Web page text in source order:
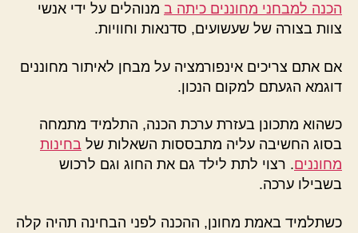
הכנה למבחני מחוננים כיתה ב מנוהלים על ידי אנשי
צוות בצורה של שעשועים, סדנאות וחוויות.
אם אתם צריכים אינפורמציה על מבחן לאיתור מחוננים
דוגמא הגעתם למקום הנכון.
כשהוא מתכונן בעזרת ערכת הכנה, התלמיד מתמחה
בסוג החשיבה עליה מתבססות השאלות של בחינות
מחוננים. רצוי לתת לילד גם את החוג וגם לרכוש
בשבילו ערכה.
כשתלמיד באמת מחונן, ההכנה לפני הבחינה תהיה קלה